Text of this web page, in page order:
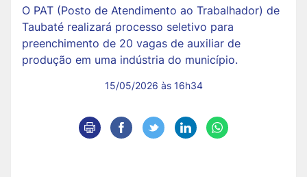
O PAT (Posto de Atendimento ao Trabalhador) de
Taubaté realizará processo seletivo para
preenchimento de 20 vagas de auxiliar de
produção em uma indústria do município.
15/05/2026 às 16h34